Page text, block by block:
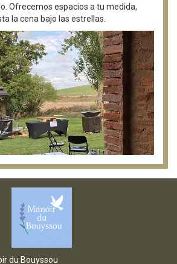
Ofrecemos espacios a tu medida,
la cena bajo las estrellas.
du Bouyssou